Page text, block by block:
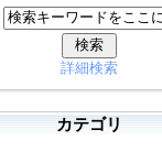
詳細検索
カテゴリ